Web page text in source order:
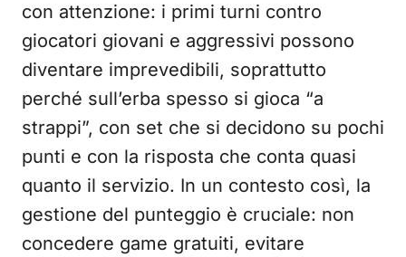
con attenzione: i primi turni contro
giocatori giovani e aggressivi possono
diventare imprevedibili, soprattutto
perché sull’erba spesso si gioca “a
strappi”, con set che si decidono su pochi
punti e con la risposta che conta quasi
quanto il servizio. In un contesto così, la
gestione del punteggio è cruciale: non
concedere game gratuiti, evitare